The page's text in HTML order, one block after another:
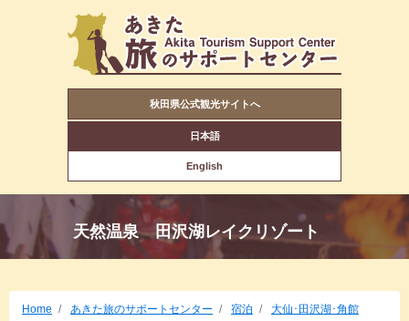
秋田県公式観光サイトへ
日本語
English
天然温泉 田沢湖レイクリゾート
Home あきた旅のサポートセンター 宿泊
大仙･田沢湖･角館